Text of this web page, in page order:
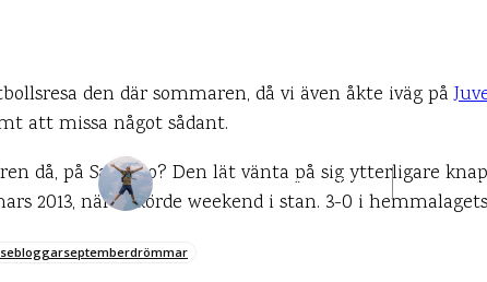
på
DANIEL PÅ UPPLEVELSEBLOGGEN 5
den där sommaren, då vi även åkte iväg på
att missa något sådant.
då, på San Siro? Den lät vänta på sig ytterligare
2013, när vi körde weekend i stan. 3-0 i